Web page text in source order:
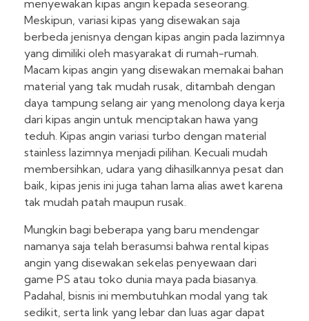
menyewakan kipas angin kepada seseorang.
Meskipun, variasi kipas yang disewakan saja
berbeda jenisnya dengan kipas angin pada lazimnya
yang dimiliki oleh masyarakat di rumah-rumah.
Macam kipas angin yang disewakan memakai bahan
material yang tak mudah rusak, ditambah dengan
daya tampung selang air yang menolong daya kerja
dari kipas angin untuk menciptakan hawa yang
teduh. Kipas angin variasi turbo dengan material
stainless lazimnya menjadi pilihan. Kecuali mudah
membersihkan, udara yang dihasilkannya pesat dan
baik, kipas jenis ini juga tahan lama alias awet karena
tak mudah patah maupun rusak.
Mungkin bagi beberapa yang baru mendengar
namanya saja telah berasumsi bahwa rental kipas
angin yang disewakan sekelas penyewaan dari
game PS atau toko dunia maya pada biasanya.
Padahal, bisnis ini membutuhkan modal yang tak
sedikit, serta link yang lebar dan luas agar dapat